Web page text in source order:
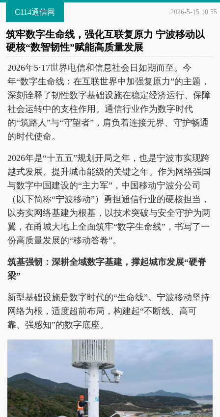
C114通信网 2026-5-15 10:55
筑牢数字生命线，强化互联复原力 宁波移动以
硬核“数智韧性”赋能高质量发展
2026年5·17世界电信和信息社会日如期而至。今
年“数字生命线：在互联世界中加强复原力”的主题，
深刻诠释了韧性数字基础设施在稳定经济运行、保障
社会运转中的支柱作用。通信行业作为数字时代
的“筑路人”与“守望者”，肩负着连接无界、守护畅通
的时代使命。
2026年是“十五五”规划开局之年，也是宁波市实现跨
越式发展、提升城市能级的关键之年。作为网络强国
与数字中国建设的“主力军”，中国移动宁波分公司
（以下简称“宁波移动”）勇担通信行业的硬核担当，
以夯实网络基建为根基，以技术突破与安全守护为两
翼，在甬城大地上全面筑牢“数字生命线”，书写了一
份高质量发展的“移动答卷”。
筑基强韧：深耕全域数字基建，撑起城市发展“硬脊
梁”
新型基础设施是数字时代的“生命线”。宁波移动坚持
网络为根，适度超前布局，构建起“不断线、高可
靠、强感知”的数字底座。